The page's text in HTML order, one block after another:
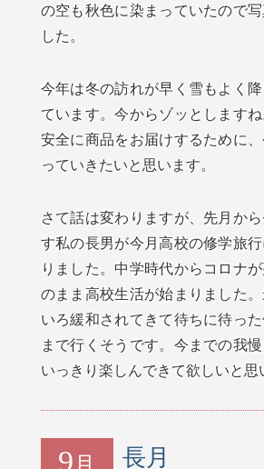
の空も秋色に染まっていたので
した。
今年は冬の訪れが早く雪もよく
ています。今からゾッとします
安全に商品をお届けするために
っていきたいと思います。
さて話は変わりますが、先月か
す私の長男が今月高校の修学旅
りました。中学時代からコロナ
のまま高校生活が始まりました
いろ緩和されてきて待ちに待っ
まで行くそうです。今までの我
いっきり楽しんできて欲しいと思
9 長月